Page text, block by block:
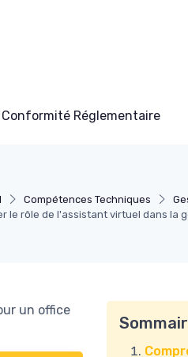
Conformité Réglementaire
Compétences Techniques
le rôle de l'assistant virtuel dans la
un office